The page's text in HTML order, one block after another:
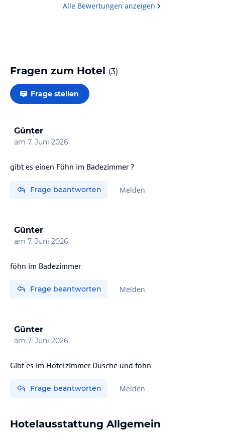
Alle Bewertungen anzeigen
Fragen zum Hotel (3)
Frage stellen
Günter
am 7. Juni 2026
gibt es einen Föhn im Badezimmer ?
Frage beantworten Melden
Günter
am 7. Juni 2026
föhn im Badezimmer
Frage beantworten Melden
Günter
am 7. Juni 2026
Gibt es im Hotelzimmer Dusche und föhn
Frage beantworten Melden
Hotelausstattung Allgemein